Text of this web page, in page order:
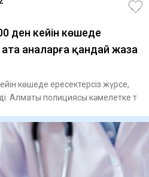
ден кейін көшеде
аналарға қандай жаза
көшеде ересектерсіз жүрсе,
Алматы полициясы кәмелетке т